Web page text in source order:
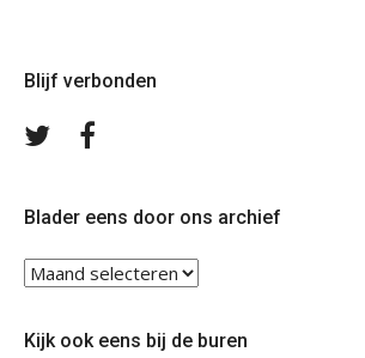
Blijf verbonden
Volg
Blader eens door ons archief
Blader
eens
ons
Kijk ook eens bij de buren